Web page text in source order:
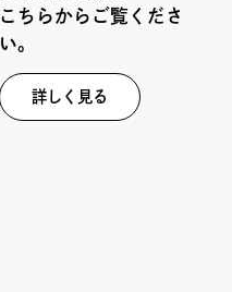
こちらからご覧くださ
い。
詳しく見る